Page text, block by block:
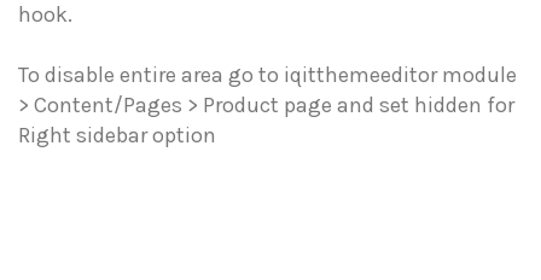
hook.
To disable entire area go to iqitthemeeditor module
> Content/Pages > Product page and set hidden for
Right sidebar option